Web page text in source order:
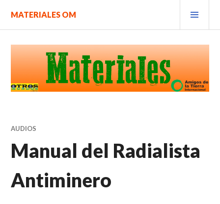
contenido.
MATERIALES OM
AUDIOS
Manual del Radialista
Antiminero